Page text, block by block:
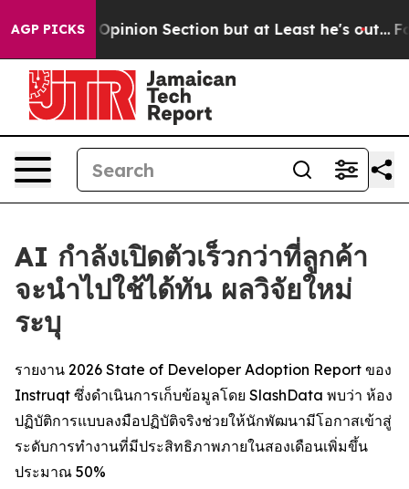
AGP PICKS
Post Opinion Section but at Least he's out... For a
AI กำลังเปิดตัวเร็วกว่าที่ลูกค้า
จะนำไปใช้ได้ทัน ผลวิจัยใหม่
ระบุ
รายงาน 2026 State of Developer Adoption Report ของ
Instruqt ซึ่งดำเนินการเก็บข้อมูลโดย SlashData พบว่า ห้อง
ปฏิบัติการแบบลงมือปฏิบัติจริงช่วยให้นักพัฒนามีโอกาสเข้าสู่
ระดับการทำงานที่มีประสิทธิภาพภายในสองเดือนเพิ่มขึ้น
ประมาณ 50%